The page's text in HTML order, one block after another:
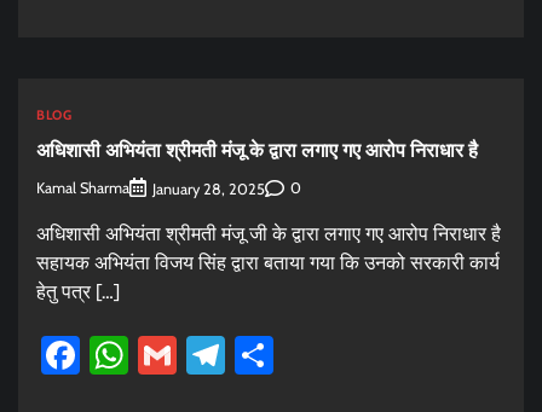
BLOG
अधिशासी अभियंता श्रीमती मंजू के द्वारा लगाए गए आरोप निराधार है
Kamal Sharma January 28, 2025 0
अधिशासी अभियंता श्रीमती मंजू जी के द्वारा लगाए गए आरोप निराधार है
सहायक अभियंता विजय सिंह द्वारा बताया गया कि उनको सरकारी कार्य
हेतु पत्र […]
Facebook
WhatsApp
GmailTelegram